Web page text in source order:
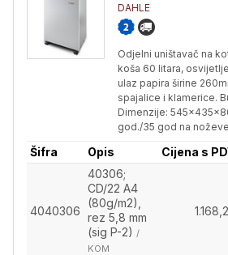
DAHLE
Odjelni uništavač na
koša 60 litara,
ulaz papira širine
spajalice i klamerice.
Dimenzije:
god./35 god na
Šifra Opis Cijena s
4040306
40306;
CD/22 A4
(80g/m2),
rez 5,8 mm
(sig P-2) /
KOM